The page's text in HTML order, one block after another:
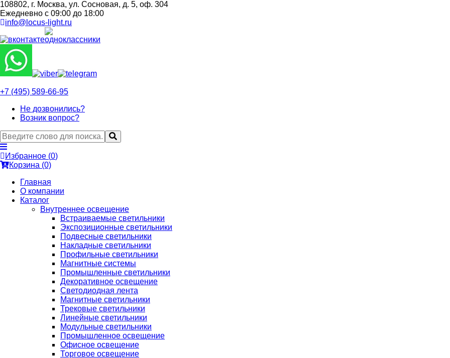
108802, г. Москва, ул. Сосновая, д. 5, оф. 304
Ежедневно с 09:00 до 18:00
info@locus-light.ru
+7 (495) 589-66-95
Не дозвонились?
Возник вопрос?
Избранное (0)
Корзина (0)
Главная
О компании
Каталог
Внутреннее освещение
Встраиваемые светильники
Экспозиционные светильники
Подвесные светильники
Накладные светильники
Профильные светильники
Магнитные системы
Промышленные светильники
Декоративное освещение
Светодиодная лента
Магнитные светильники
Трековые светильники
Линейные светильники
Модульные светильники
Промышленное освещение
Офисное освещение
Торговое освещение